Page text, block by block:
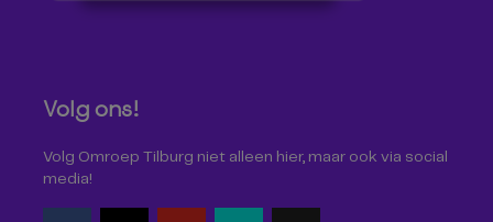
Volg ons!
Volg Omroep Tilburg niet alleen hier, maar ook via social
media!